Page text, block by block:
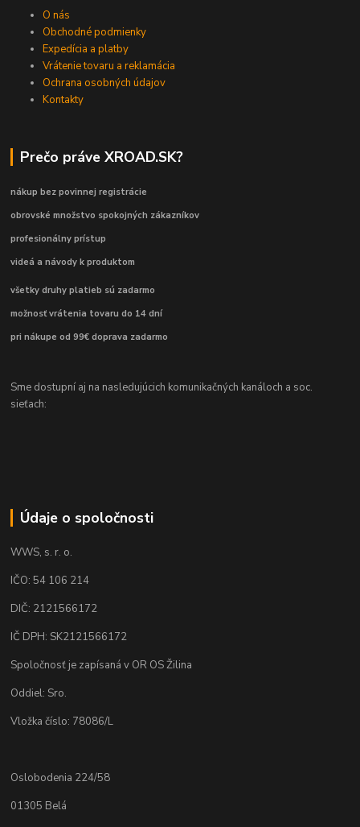
O nás
Obchodné podmienky
Expedícia a platby
Vrátenie tovaru a reklamácia
Ochrana osobných údajov
Kontakty
Prečo práve XROAD.SK?
nákup bez povinnej registrácie
obrovské množstvo spokojných zákazníkov
profesionálny prístup
videá a návody k produktom
všetky druhy platieb sú zadarmo
možnosť vrátenia tovaru do 14 dní
pri nákupe od 99€ doprava zadarmo
Sme dostupní aj na nasledujúcich komunikačných kanáloch a soc.
sieťach:
Údaje o spoločnosti
WWS, s. r. o.
IČO: 54 106 214
DIČ: 2121566172
IČ DPH: SK2121566172
Spoločnosť je zapísaná v OR OS Žilina
Oddiel: Sro.
Vložka číslo: 78086/L
Oslobodenia 224/58
01305 Belá